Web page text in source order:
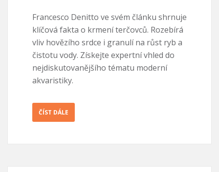
Francesco Denitto ve svém článku shrnuje
klíčová fakta o krmení terčovců. Rozebírá
vliv hovězího srdce i granulí na růst ryb a
čistotu vody. Získejte expertní vhled do
nejdiskutovanějšího tématu moderní
akvaristiky.
ČÍST DÁLE